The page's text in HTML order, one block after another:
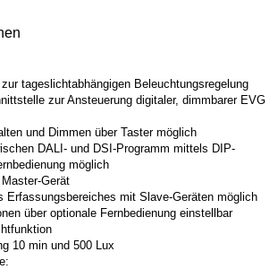
tageslichtabhängigen Beleuchtungsregelung
zur Ansteuerung digitaler, dimmbarer EVG
und Dimmen über Taster möglich
DALI- und DSI-Programm mittels DIP-
möglich
Gerät
Erfassungsbereiches mit Slave-Geräten möglich
über optionale Fernbedienung einstellbar
10 min und 500 Lux